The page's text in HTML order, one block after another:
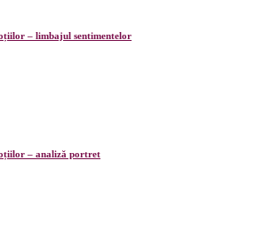
– limbajul sentimentelor
– analiză portret